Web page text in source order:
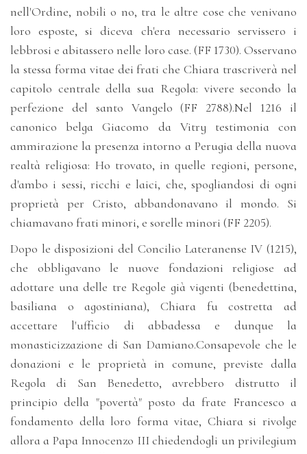
nell'Ordine, nobili o no, tra le altre cose che venivano
loro esposte, si diceva ch'era necessario servissero i
lebbrosi e abitassero nelle loro case. (FF 1730). Osservano
la stessa forma vitae dei frati che Chiara trascriverà nel
capitolo centrale della sua Regola: vivere secondo la
perfezione del santo Vangelo (FF 2788).Nel 1216 il
canonico belga Giacomo da Vitry testimonia con
ammirazione la presenza intorno a Perugia della nuova
realtà religiosa: Ho trovato, in quelle regioni, persone,
d'ambo i sessi, ricchi e laici, che, spogliandosi di ogni
proprietà per Cristo, abbandonavano il mondo. Si
chiamavano frati minori, e sorelle minori (FF 2205).
Dopo le disposizioni del Concilio Lateranense IV (1215),
che obbligavano le nuove fondazioni religiose ad
adottare una delle tre Regole già vigenti (benedettina,
basiliana o agostiniana), Chiara fu costretta ad
accettare l'ufficio di abbadessa e dunque la
monasticizzazione di San Damiano.Consapevole che le
donazioni e le proprietà in comune, previste dalla
Regola di San Benedetto, avrebbero distrutto il
principio della "povertà" posto da frate Francesco a
fondamento della loro forma vitae, Chiara si rivolge
allora a Papa Innocenzo III chiedendogli un privilegium